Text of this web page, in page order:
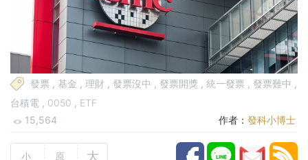
發票 , 基金 , 理財 , 發票沒中 , 發票開獎 , 統一發票 , 發票難中 ,
台積電 , 0050 , ETF
15,564
作者： 發科小博士
小 原 大